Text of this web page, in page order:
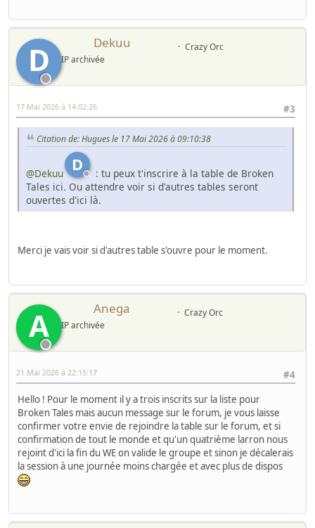
Dekuu Crazy Orc
D IP archivée
#3
17 Mai 2026 à 14:02:26
Citation de: Hugues le 17 Mai 2026 à 09:10:38
@Dekuu D
: tu peux t'inscrire à la table de Broken
Tales ici. Ou attendre voir si d'autres tables seront
ouvertes d'ici là.
Merci je vais voir si d'autres table s'ouvre pour le moment.
Anega Crazy Orc
A IP archivée
#4
21 Mai 2026 à 22:15:17
Hello ! Pour le moment il y a trois inscrits sur la liste pour
Broken Tales mais aucun message sur le forum, je vous laisse
confirmer votre envie de rejoindre la table sur le forum, et si
confirmation de tout le monde et qu'un quatrième larron nous
rejoint d'ici la fin du WE on valide le groupe et sinon je décalerais
la session à une journée moins chargée et avec plus de dispos